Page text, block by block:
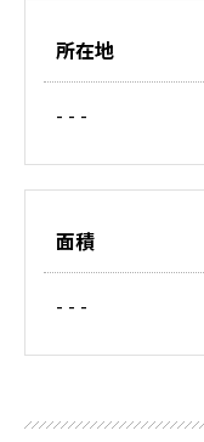
所在地
- - -
面積
- - -